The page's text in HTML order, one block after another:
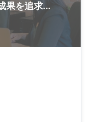
果を追求...